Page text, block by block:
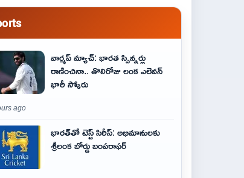
వార్మప్ మ్యాచ్: భారత స్పిన్నర్లు
రాణించినా.. తొలిరోజు లంక ఎలెవన్
భారీ స్కోరు
ago
భారత్‌తో టెస్ట్ సిరీస్: అభిమానులకు
శ్రీలంక బోర్డు బంపరాఫర్